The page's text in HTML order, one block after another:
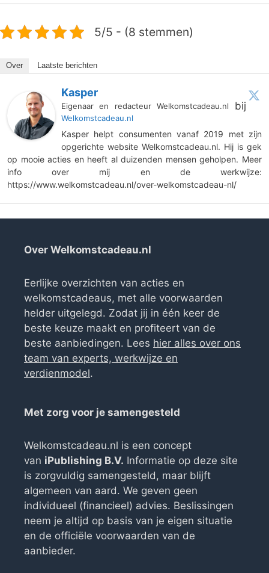
5/5 - (8 stemmen)
Over Laatste berichten
Kasper
Eigenaar en redacteur Welkomstcadeau.nl bij
Welkomstcadeau.nl
Kasper helpt consumenten vanaf 2019 met zijn
opgerichte website Welkomstcadeau.nl. Hij is gek
op mooie acties en heeft al duizenden mensen geholpen. Meer
info over mij en de werkwijze:
https://www.welkomstcadeau.nl/over-welkomstcadeau-nl/
Over Welkomstcadeau.nl
Eerlijke overzichten van acties en
welkomstcadeaus, met alle voorwaarden
helder uitgelegd. Zodat jij in één keer de
beste keuze maakt en profiteert van de
beste aanbiedingen. Lees hier alles over ons
team van experts, werkwijze en
verdienmodel.
Met zorg voor je samengesteld
Welkomstcadeau.nl is een concept
van iPublishing B.V. Informatie op deze site
is zorgvuldig samengesteld, maar blijft
algemeen van aard. We geven geen
individueel (financieel) advies. Beslissingen
neem je altijd op basis van je eigen situatie
en de officiële voorwaarden van de
aanbieder.